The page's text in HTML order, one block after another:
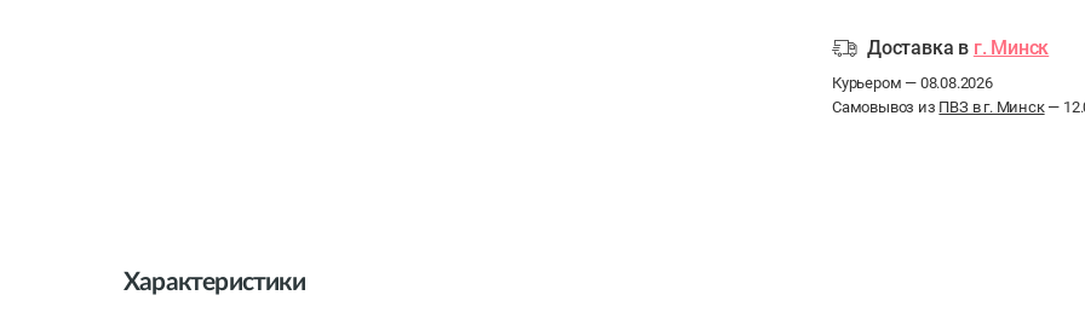
Доставка в г. Минск
Курьером — 08.08.2026
Самовывоз из ПВЗ в г. Минск—
Характеристики